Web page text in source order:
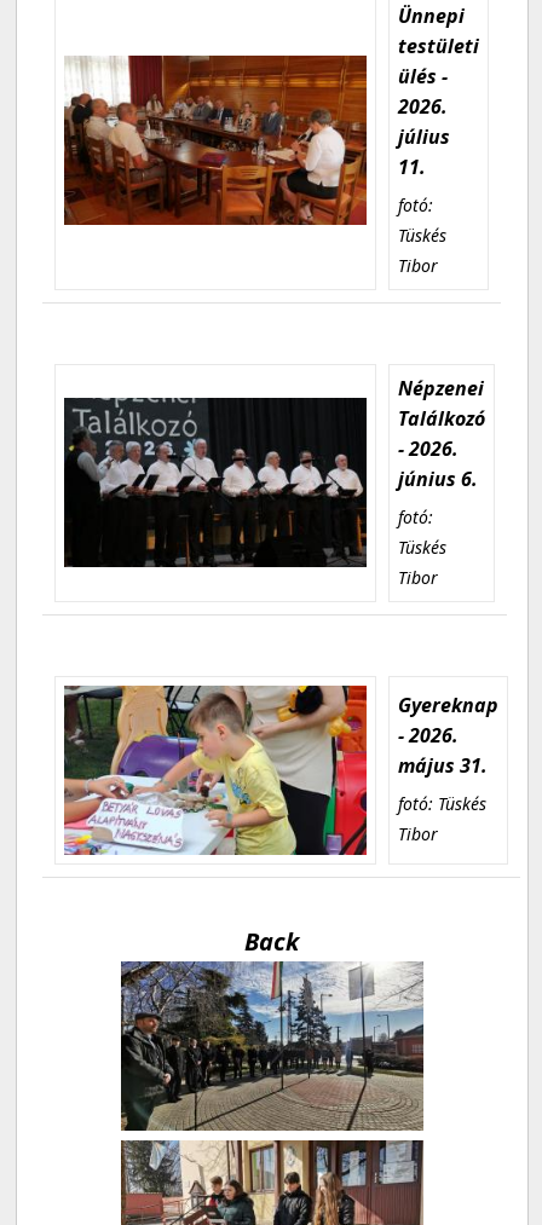
Ünnepi
testületi
ülés -
2026.
július
11.
fotó:
Tüskés
Tibor
Népzenei
Találkozó
- 2026.
június 6.
fotó:
Tüskés
Tibor
Gyereknap
- 2026.
május 31.
fotó: Tüskés
Tibor
Back